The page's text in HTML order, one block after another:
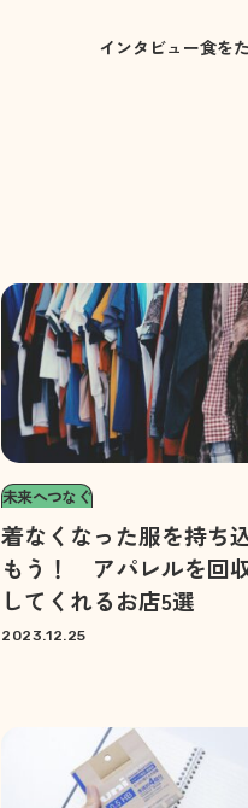
インタビュー食を
未来へつなぐ
着なくなった服を持ち
もう！ アパレルを回
してくれるお店5選
2023.12.25